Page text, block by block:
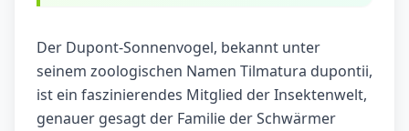
Der Dupont-Sonnenvogel, bekannt unter
seinem zoologischen Namen Tilmatura dupontii,
ist ein faszinierendes Mitglied der Insektenwelt,
genauer gesagt der Familie der Schwärmer